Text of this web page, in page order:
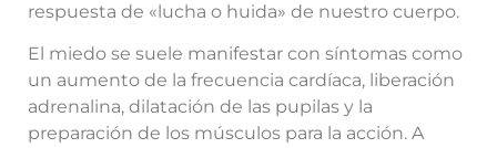
respuesta de «lucha o huida» de nuestro cuerpo.
El miedo se suele manifestar con síntomas como
un aumento de la frecuencia cardíaca, liberación
adrenalina, dilatación de las pupilas y la
preparación de los músculos para la acción. A